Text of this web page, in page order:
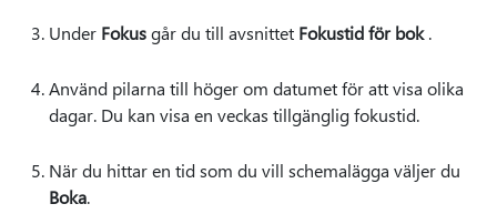
Under Fokusgår du till avsnittet Fokustid för bok.
Använd pilarna till höger om datumet för att visa olika
dagar. Du kan visa en veckas tillgänglig fokustid.
När du hittar en tid som du vill schemalägga väljer du
Boka.